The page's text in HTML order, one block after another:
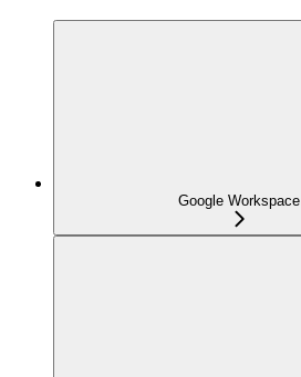
Google Workspace